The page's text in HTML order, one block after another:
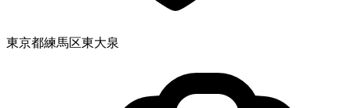
東京都練馬区東大泉